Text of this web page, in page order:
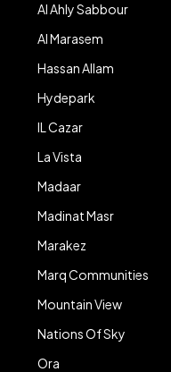
Al Ahly Sabbour
Al Marasem
Hassan Allam
Hydepark
IL Cazar
La Vista
Madaar
Madinat Masr
Marakez
Marq Communities
Mountain View
Nations Of Sky
Ora